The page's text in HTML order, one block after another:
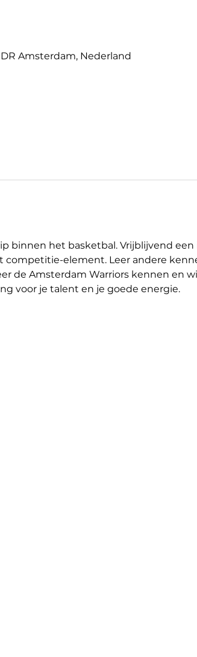
Amsterdam, Nederland
binnen het basketbal. Vrijblijvend
competitie-element. Leer andere
de Amsterdam Warriors kennen en
voor je talent en je goede energie.